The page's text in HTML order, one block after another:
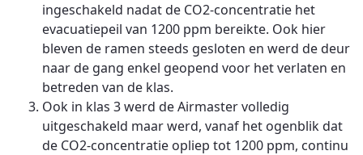
ingeschakeld nadat de CO2-concentratie het
evacuatiepeil van 1200 ppm bereikte. Ook hier
bleven de ramen steeds gesloten en werd de deur
naar de gang enkel geopend voor het verlaten en
betreden van de klas.
Ook in klas 3 werd de Airmaster volledig
uitgeschakeld maar werd, vanaf het ogenblik dat
de CO2-concentratie opliep tot 1200 ppm, continu